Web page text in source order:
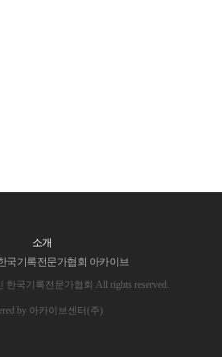
소개
국기록전문가협회 아카이브
한국기록전문가협회 All rights reserved.
by 아카이브센터(주)